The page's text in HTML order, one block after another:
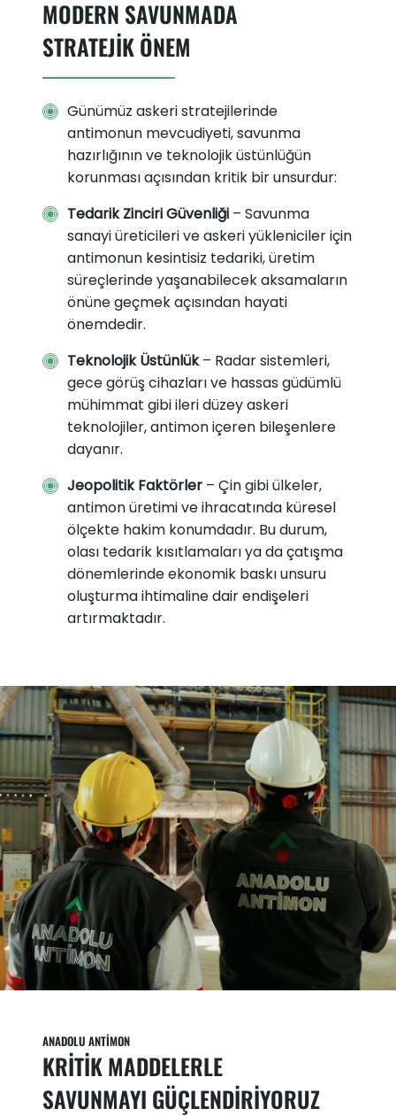
MODERN SAVUNMADA
STRATEJİK ÖNEM
Günümüz askeri stratejilerinde
antimonun mevcudiyeti, savunma
hazırlığının ve teknolojik üstünlüğün
korunması açısından kritik bir unsurdur:
Tedarik Zinciri Güvenliği – Savunma
sanayi üreticileri ve askeri yükleniciler için
antimonun kesintisiz tedariki, üretim
süreçlerinde yaşanabilecek aksamaların
önüne geçmek açısından hayati
önemdedir.
Teknolojik Üstünlük– Radar sistemleri,
gece görüş cihazları ve hassas güdümlü
mühimmat gibi ileri düzey askeri
teknolojiler, antimon içeren bileşenlere
dayanır.
Jeopolitik Faktörler – Çin gibi ülkeler,
antimon üretimi ve ihracatında küresel
ölçekte hakim konumdadır. Bu durum,
olası tedarik kısıtlamaları ya da çatışma
dönemlerinde ekonomik baskı unsuru
oluşturma ihtimaline dair endişeleri
artırmaktadır.
ANADOLU ANTİMON
KRİTİK MADDELERLE
SAVUNMAYI GÜÇLENDİRİYORUZ